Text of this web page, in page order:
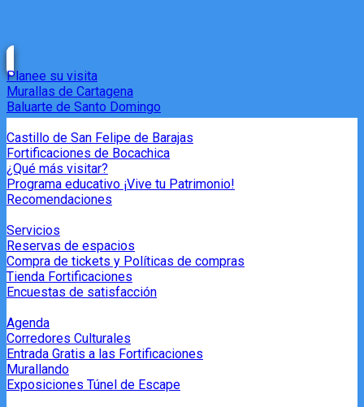
Planee su visita
Murallas de Cartagena
Baluarte de Santo Domingo
Castillo de San Felipe de Barajas
Fortificaciones de Bocachica
¿Qué más visitar?
Programa educativo ¡Vive tu Patrimonio!
Recomendaciones
Servicios
Reservas de espacios
Compra de tickets y Políticas de compras
Tienda Fortificaciones
Encuestas de satisfacción
Agenda
Corredores Culturales
Entrada Gratis a las Fortificaciones
Murallando
Exposiciones Túnel de Escape